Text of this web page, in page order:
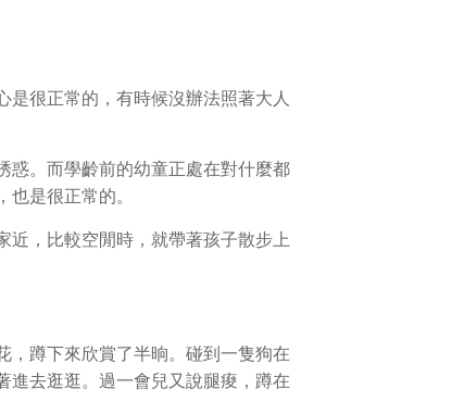
很正常的，有時候沒辦法照著大人
惑。而學齡前的幼童正處在對什麼都
是很正常的。
近，比較空閒時，就帶著孩子散步上
，蹲下來欣賞了半晌。碰到一隻狗在
進去逛逛。過一會兒又說腿痠，蹲在